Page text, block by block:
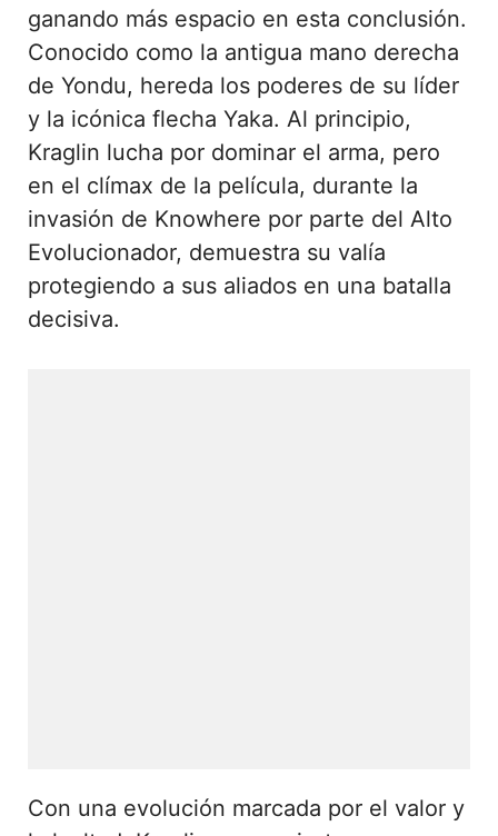
ganando más espacio en esta conclusión.
Conocido como la antigua mano derecha
de Yondu, hereda los poderes de su líder
y la icónica flecha Yaka. Al principio,
Kraglin lucha por dominar el arma, pero
en el clímax de la película, durante la
invasión de Knowhere por parte del Alto
Evolucionador, demuestra su valía
protegiendo a sus aliados en una batalla
decisiva.
Con una evolución marcada por el valor y